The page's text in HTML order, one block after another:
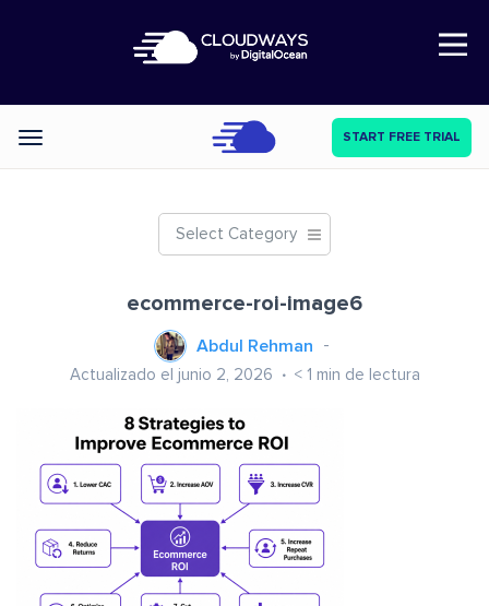
Open Nav
Categories START FREE TRIAL
Select Category
ecommerce-roi-image6
Abdul Rehman
Actualizado el junio 2, 2026 < 1 min de lectura